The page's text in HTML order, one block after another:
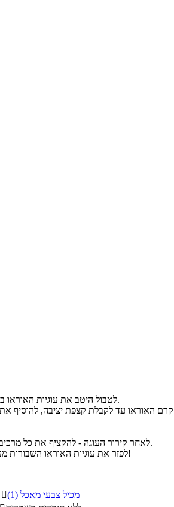
לטבול היטב את עוגיות האוראו בקערת החלב למשך כ- 10 שניות ולהניח צמוד אחת לשנייה כך שנמלא את כל תחתית התבנית.
לאחר קירור העוגה - להקציף את כל מרכיבי הקצפת עד לקבלת קרם יציב, להעביר לשק זילוף ולזלף מסגרת לעוגה (איזה זילוף שבא לכם).
לפזר את עוגיות האוראו השבורות מעל לקישוט וזהו - יש לכם עוגת מוס אוראו חלומית וקלה להכנה (יש לאחסן את העוגה בקירור)!

מכיל צבעי מאכל (1)